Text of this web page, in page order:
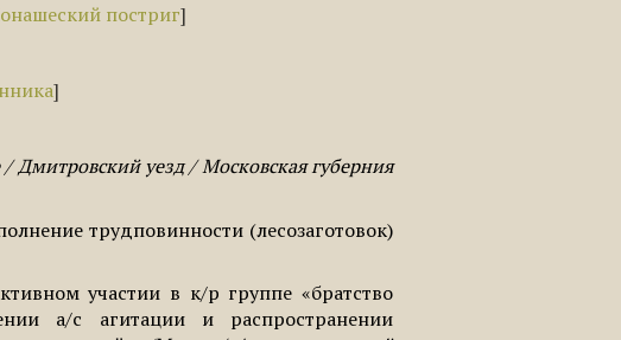
постриг
Дмитровский уезд / Московская губерния
трудповинности (лесозаготовок)
участии в к/р группе «братство
а/с агитации и распространении